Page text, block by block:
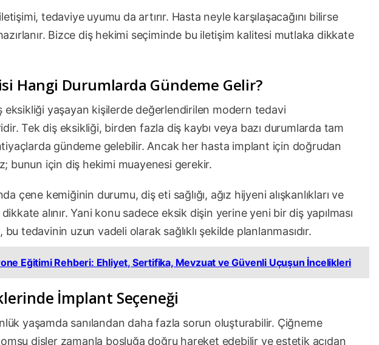
tedaviye uyumu da artırır. Hasta neyle karşılaşacağını bilirse
Bizce diş hekimi seçiminde bu iletişim kalitesi mutlaka dikkate
Hangi Durumlarda Gündeme Gelir?
eksikliği yaşayan kişilerde değerlendirilen modern tedavi
Tek diş eksikliği, birden fazla diş kaybı veya bazı durumlarda tam
gündeme gelebilir. Ancak her hasta implant için doğrudan
bunun için diş hekimi muayenesi gerekir.
çene kemiğinin durumu, diş eti sağlığı, ağız hijyeni alışkanlıkları ve
alınır. Yani konu sadece eksik dişin yerine yeni bir diş yapılması
bu tedavinin uzun vadeli olarak sağlıklı şekilde planlanmasıdır.
Eğitimi Rehberi: Ehliyet, Sertifika, Mevzuat ve Güvenli Uçuşun İncelikleri
İmplant Seçeneği
yaşamda sanılandan daha fazla sorun oluşturabilir. Çiğneme
dişler zamanla boşluğa doğru hareket edebilir ve estetik açıdan